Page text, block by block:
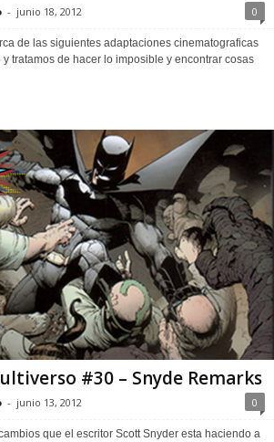
- junio 18, 2012 0
de las siguientes adaptaciones cinematograficas
tratamos de hacer lo imposible y encontrar cosas
#30 – Snyde Remarks
- junio 13, 2012 0
que el escritor Scott Snyder esta haciendo a